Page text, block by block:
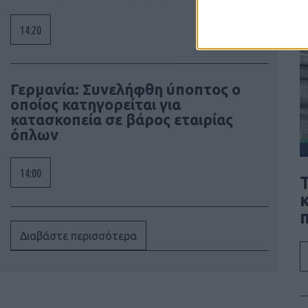
14:20
Γερμανία: Συνελήφθη ύποπτος ο
οποίος κατηγορείται για
κατασκοπεία σε βάρος εταιρίας
όπλων
14:00
Διαβάστε περισσότερα